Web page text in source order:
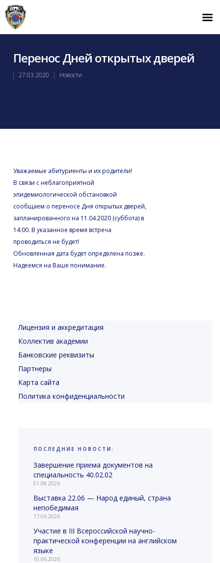
Перенос Дней открытых дверей
27.03.2020 Новости
Уважаемые абитуриенты и их родители!
В связи с неблагоприятной
эпидемиологической обстановкой
сообщаем о переносе Дня открытых дверей,
запланированного на 11.04.2020 (суббота) в
14:00. В указанное время встреча
проводиться не будет!
Обновленная дата будет определена позже.
Надеемся на Ваше понимание.
Лицензия и аккредитация
Коллектив академии
Банковские реквизиты
Партнеры
Карта сайта
Политика конфиденциальности
ПОСЛЕДНИЕ НОВОСТИ:
Завершение приема документов на
специальность 40.02.02
01.08.2026
Выставка 22.06 — Народ единый, страна
непобедимая
17.06.2026
Участие в III Всероссийской научно-
практической конференции на английском
языке
10.06.2026